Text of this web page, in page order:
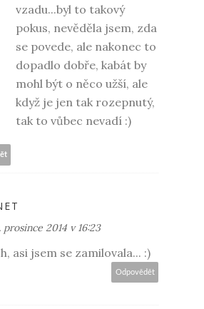
vzadu...byl to takový
pokus, nevěděla jsem, zda
se povede, ale nakonec to
dopadlo dobře, kabát by
mohl být o něco užší, ale
když je jen tak rozepnutý,
tak to vůbec nevadí :)
prosince 2014 v 16:23
asi jsem se zamilovala... :)
Odpovědět